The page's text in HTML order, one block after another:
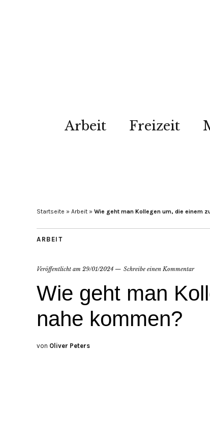
Arbeit Freizeit
Startseite » Arbeit » Wie geht man Kollegen um, die einem
ARBEIT
Veröffentlicht am 29/01/2024 Schreibe einen Kommentar
Wie geht man
nahe kommen?
von Oliver Peters